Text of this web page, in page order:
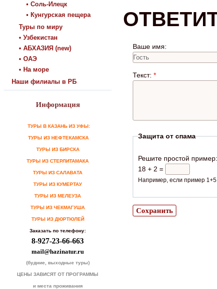
• Соль-Илецк
• Кунгурская пещера
Туры по миру
• Узбекистан
• АБХАЗИЯ (new)
• ОАЭ
• На море
Наши филиалы в РБ
Информация
ТУРЫ В КАЗАНЬ ИЗ УФЫ:
ТУРЫ ИЗ НЕФТЕКАМСКА
ТУРЫ ИЗ БИРСКА
ТУРЫ ИЗ СТЕРЛИТАМАКА
ТУРЫ ИЗ САЛАВАТА
ТУРЫ ИЗ КУМЕРТАУ
ТУРЫ ИЗ МЕЛЕУЗА
ТУРЫ ИЗ ЧЕКМАГУША
ТУРЫ ИЗ ДЮРТЮЛЕЙ
Заказать по телефону:
8-927-23-66-663
mail@hazinatur.ru
(будние, выходные туры)
ЦЕНЫ ЗАВИСЯТ ОТ ПРОГРАММЫ
и места проживания
Ваше имя:
Текст: *
Защита от спама
Решите простой
18 + 2 =
Например, если пример